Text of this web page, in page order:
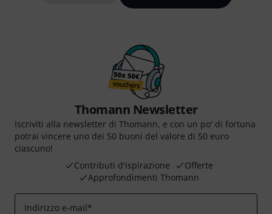
Thomann Newsletter
Iscriviti alla newsletter di Thomann, e con un po' di fortuna
potrai vincere uno dei 50 buoni del valore di 50 euro
ciascuno!
Contributi d'ispirazione
Offerte
Approfondimenti Thomann
Indirizzo e-mail*